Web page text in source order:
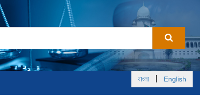
বাংলা English